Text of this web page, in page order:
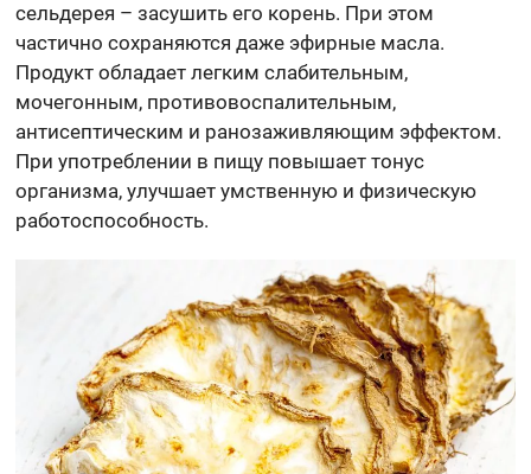
сельдерея – засушить его корень. При этом
частично сохраняются даже эфирные масла.
Продукт обладает легким слабительным,
мочегонным, противовоспалительным,
антисептическим и ранозаживляющим эффектом.
При употреблении в пищу повышает тонус
организма, улучшает умственную и физическую
работоспособность.